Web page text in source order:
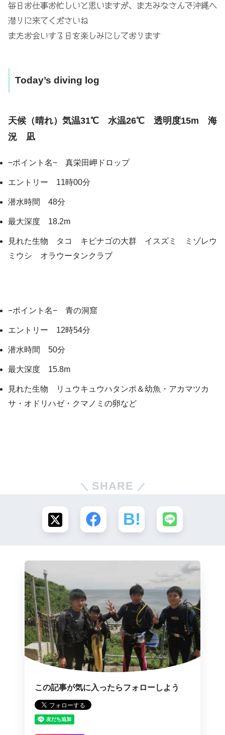
毎日お仕事お忙しいと思いますが、またみなさんで沖縄へ
潜りに来てくださいね
またお会いする日を楽しみにしております
Today’s diving log
天候（晴れ）気温31℃ 水温26℃ 透明度15m 海
況 凪
−ポイント名− 真栄田岬ドロップ
エントリー 11時00分
潜水時間 48分
最大深度 18.2m
見れた生物 タコ キビナゴの大群 イスズミ ミゾレウ
ミウシ オラウータンクラブ
−ポイント名− 青の洞窟
エントリー 12時54分
潜水時間 50分
最大深度 15.8m
見れた生物 リュウキュウハタンポ＆幼魚・アカマツカ
サ・オドリハゼ・クマノミの卵など
SHARE
この記事が気に入ったらフォローしよう